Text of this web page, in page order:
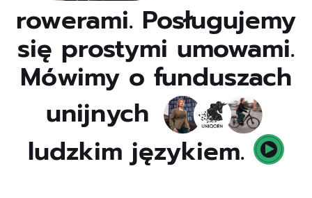
rowerami. Posługujemy
się prostymi umowami.
Mówimy o funduszach
unijnych
ludzkim językiem.